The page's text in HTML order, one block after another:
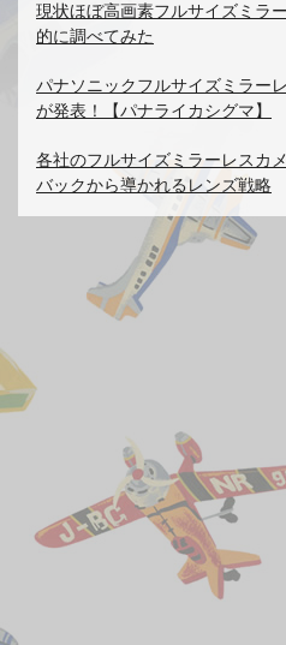
現状ほぼ高画素フルサイズミラ
的に調べてみた
パナソニックフルサイズミラー
が発表！【パナライカシグマ】
各社のフルサイズミラーレスカ
バックから導かれるレンズ戦略